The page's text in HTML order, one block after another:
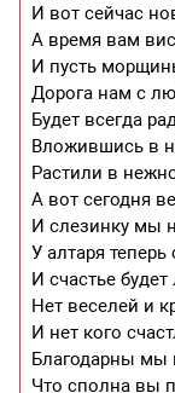
И вот сейчас
А время вам
И пусть
Дорога нам с
Будет всегда
Вложившись в
Растили в
А вот сегодня
И слезинку мы
У алтаря
И счастье
Нет веселей и
И нет кого
Благодарны мы
Что сполна вы